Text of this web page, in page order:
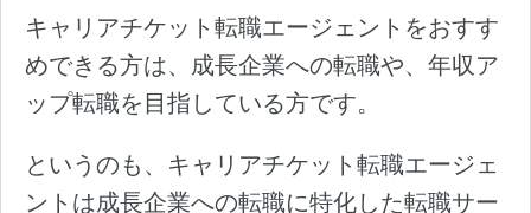
キャリアチケット転職エージェントをおすす
めできる方は、成長企業への転職や、年収ア
ップ転職を目指している方です。
というのも、キャリアチケット転職エージェ
ントは成長企業への転職に特化した転職サー